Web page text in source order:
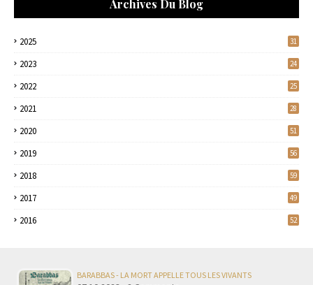
Archives Du Blog
2025 31
2023 24
2022 25
2021 28
2020 51
2019 56
2018 59
2017 49
2016 52
BARABBAS - LA MORT APPELLE TOUS LES VIVANTS